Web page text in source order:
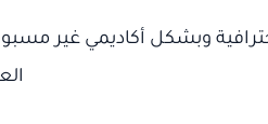
وبشكل أكاديمي غير